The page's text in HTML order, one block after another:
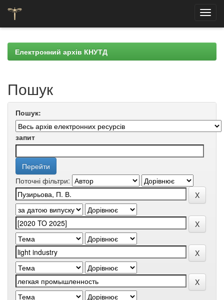
navigationЕлектронний архів КНУТД
Пошук
Пошук:
запит
Поточні фільтри: